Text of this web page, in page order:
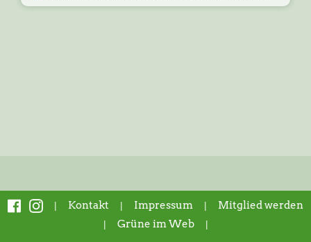
| Kontakt | Impressum| Mitglied werden
| Grüne im Web|